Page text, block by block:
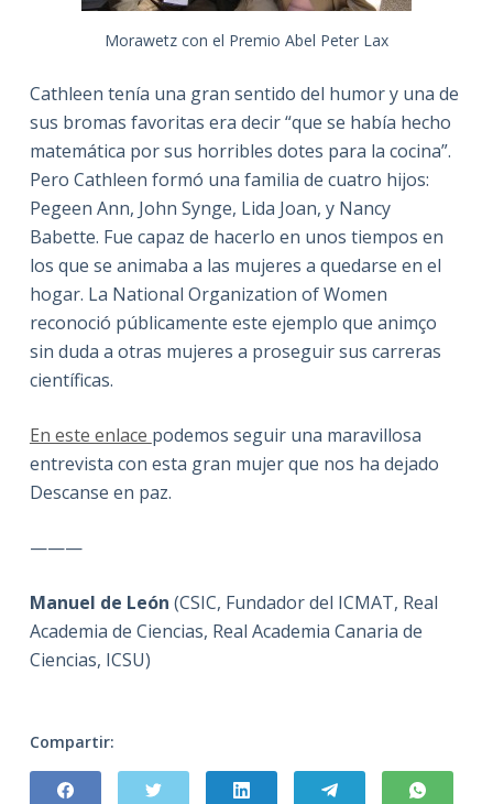
Morawetz con el Premio Abel Peter Lax
Cathleen tenía una gran sentido del humor y una de
sus bromas favoritas era decir “que se había hecho
matemática por sus horribles dotes para la cocina”.
Pero Cathleen formó una familia de cuatro hijos:
Pegeen Ann, John Synge, Lida Joan, y Nancy
Babette. Fue capaz de hacerlo en unos tiempos en
los que se animaba a las mujeres a quedarse en el
hogar. La National Organization of Women
reconoció públicamente este ejemplo que animço
sin duda a otras mujeres a proseguir sus carreras
científicas.
En este enlace podemos seguir una maravillosa
entrevista con esta gran mujer que nos ha dejado
Descanse en paz.
———
Manuel de León (CSIC, Fundador del ICMAT, Real
Academia de Ciencias, Real Academia Canaria de
Ciencias, ICSU)
Compartir: